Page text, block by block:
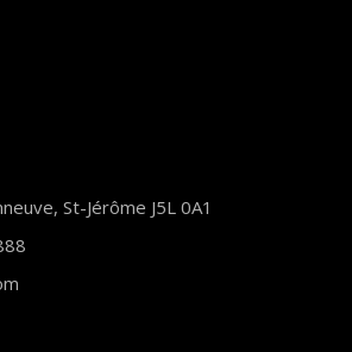
St-Jérôme J5L 0A1